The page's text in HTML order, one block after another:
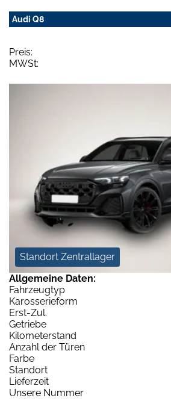
Audi Q8
Preis:
MWSt:
Standort Zentrallager
Allgemeine Daten:
Fahrzeugtyp
Karosserieform
Erst-Zul.
Getriebe
Kilometerstand
Anzahl der Türen
Farbe
Standort
Lieferzeit
Unsere Nummer